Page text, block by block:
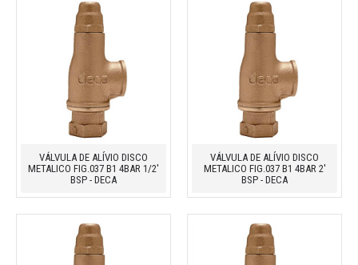
VÁLVULA DE ALÍVIO DISCO
METALICO FIG.037 B1 4BAR 1/2'
BSP - DECA
VÁLVULA DE ALÍVIO DISCO
METALICO FIG.037 B1 4BAR 2'
BSP - DECA